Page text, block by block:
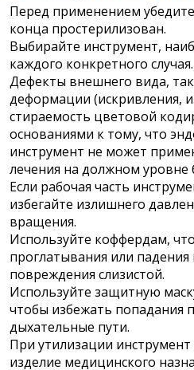
Перед применением
конца простерилизован.
Выбирайте инструмент,
каждого конкретного случая.
Дефекты внешнего вида,
деформации (искривления,
стираемость цветовой
основаниями к тому, что
инструмент не может
лечения на должном уровне
Если рабочая часть
избегайте излишнего
вращения.
Используйте коффердам,
проглатывания или
повреждения слизистой.
Используйте защитную
чтобы избежать попадания
дыхательные пути.
При утилизации инструмент
изделие медицинского